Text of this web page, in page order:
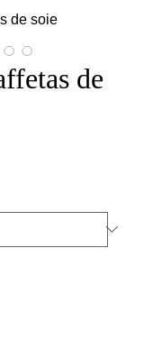
de